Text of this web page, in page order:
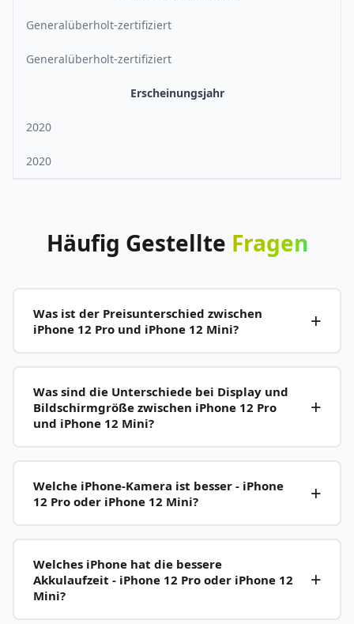
Generalüberholt-zertifiziert
Generalüberholt-zertifiziert
Erscheinungsjahr
2020
2020
Häufig Gestellte Fragen
Was ist der Preisunterschied zwischen
iPhone 12 Pro und iPhone 12 Mini?
Was sind die Unterschiede bei Display und
Bildschirmgröße zwischen iPhone 12 Pro
und iPhone 12 Mini?
Welche iPhone-Kamera ist besser - iPhone
12 Pro oder iPhone 12 Mini?
Welches iPhone hat die bessere
Akkulaufzeit - iPhone 12 Pro oder iPhone 12
Mini?